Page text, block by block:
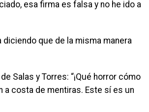
esa firma es falsa y no he ido a
que de la misma manera
Salas y Torres: “¡Qué horror cómo
a costa de mentiras. Este sí es un